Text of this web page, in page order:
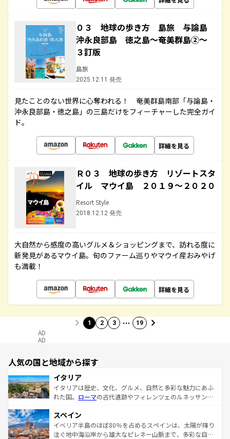
０３ 地球の歩き方 島旅 与論島
沖永良部島 徳之島～奄美群島②～
３訂版
島旅
2025.12.11 発売
見たことのない世界に心奪われる！ 奄美群島南部「与論島・
沖永良部島・徳之島」の三島だけをフィーチャーした完全ガイ
ド。
詳細を見る
Ｒ０３ 地球の歩き方 リゾートスタ
イル マウイ島 ２０１９～２０２０
Resort Style
2018.12.12 発売
大自然から感度の高いグルメ＆ショッピングまで、訪れる度に
新発見があるマウイ島。旬のファーム巡りやマウイ産おみやげ
も満載！
詳細を見る
1 2 3 … 19
AD
AD
人気の国と地域から探す
イタリア
イタリアは歴史、文化、グルメ、自然と多彩な魅力にあふ
れた国。 ローマの古代遺跡やフィレンツェのルネッサンス
ろん、トスカーナの美しい田園風景やアマルフィ海岸の絶
景など、自然景観も見逃せない。観光の合間には、本場の
ピザやパスタなど、絶品のイタリア料理を堪能することも
スペイン
イベリア半島のほぼ80％を占めるスペインは、太陽が降り
注ぐ地中海沿岸から雄大なピレネー山脈まで、多彩な自然